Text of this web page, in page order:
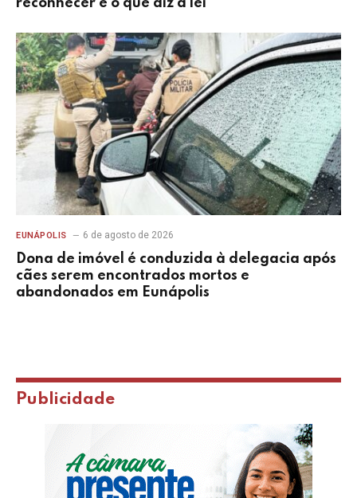
reconhecer e o que diz a lei
EUNÁPOLIS 6 de agosto de 2026
Dona de imóvel é conduzida à delegacia após
cães serem encontrados mortos e
abandonados em Eunápolis
Publicidade